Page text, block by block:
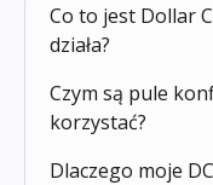
Co to jest Dollar
działa?
Czym są pule
korzystać?
Dlaczego moje